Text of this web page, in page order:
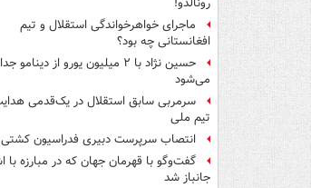
رونالدو!
ماجرای خواهرخواندگی استقلال و تیم
افغانستانی چه بود؟
حسین نژاد با ۲ میلیون یورو از دینامو جدا
می‌شود
سرمربی سابق استقلال در یک‌قدمی
تیم ملی
انتصاب سرپرست دبیری فدراسیون کشتی
گفت‌وگو با قهرمان جهان که در مبارزه با
جانباز شد